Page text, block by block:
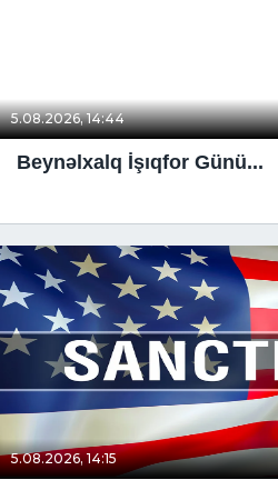
5.08.2026, 14:44
Beynəlxalq İşıqfor Günü...
5.08.2026, 14:15